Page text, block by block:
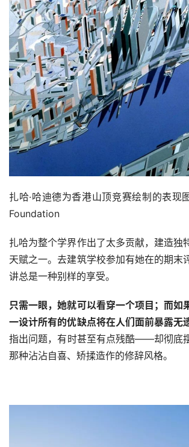
扎哈·哈迪德为香港山顶竞赛绘制的表
Foundation
扎哈为整个学界作出了太多贡献，建造独
天赋之一。去建筑学校参加有她在的期末
讲总是一种别样的享受。
只需一眼，她就可以看穿一个项目；而如
一设计所有的优缺点将在人们面前暴露无
指出问题，有时甚至有点残酷——却彻底
那种沾沾自喜、矫揉造作的修辞风格。